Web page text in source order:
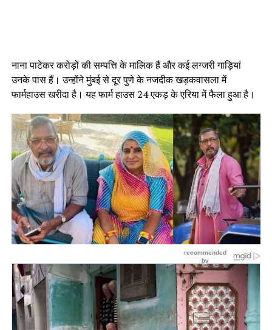
नाना पाटेकर करोड़ों की सम्पत्ति के मालिक हैं और कई लग्जरी गाड़ियां
उनके पास हैं। उन्होंने मुंबई से दूर पुणे के नजदीक खड़कवासला में
फार्महाउस खरीदा है। यह फार्म हाउस 24 एकड़ के एरिया में फैला हुआ है।